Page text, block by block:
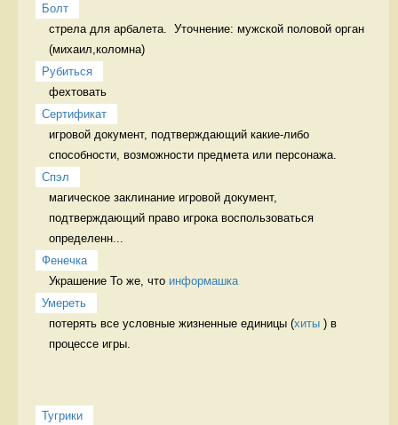
Болт
стрела для арбалета.  Уточнение: мужской половой орган
(михаил,коломна)
Рубиться
фехтовать
Сертификат
игровой документ, подтверждающий какие-либо
способности, возможности предмета или персонажа.
Спэл
магическое заклинание игровой документ,
подтверждающий право игрока воспользоваться
определенн...
Фенечка
Украшение То же, что информашка
Умереть
потерять все условные жизненные единицы (хиты ) в
процессе игры.
Тугрики